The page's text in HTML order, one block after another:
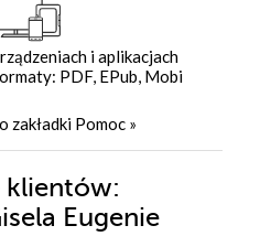
i aplikacjach
PDF, EPub, Mobi
zakładki Pomoc »
klientów:
Eugenie